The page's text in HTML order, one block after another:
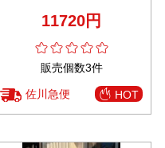
11720円
販売個数3件
佐川急便 HOT